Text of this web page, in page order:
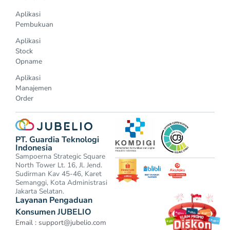
Aplikasi
Pembukuan
Aplikasi
Stock
Opname
Aplikasi
Manajemen
Order
PT. Guardia Teknologi
Indonesia
Sampoerna Strategic Square
North Tower Lt. 16, Jl. Jend.
Sudirman Kav 45-46, Karet
Semanggi, Kota Administrasi
Jakarta Selatan.
Layanan Pengaduan
Konsumen JUBELIO
Email : support@jubelio.com